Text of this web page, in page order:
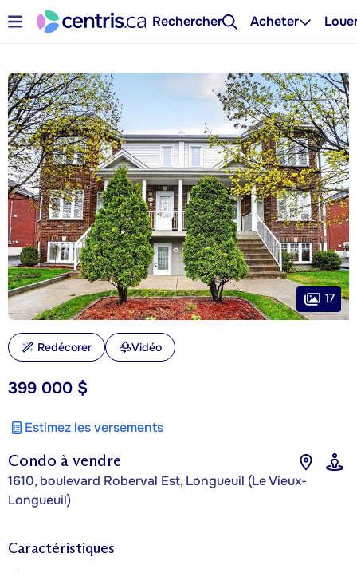
Rechercher Acheter
Condo à vendre
1610, boulevard Roberval Est, Longueuil (Le Vieux-
Longueuil)
399 000 $
Estimez les versements
17
Redécorer Vidéo
Caractéristiques